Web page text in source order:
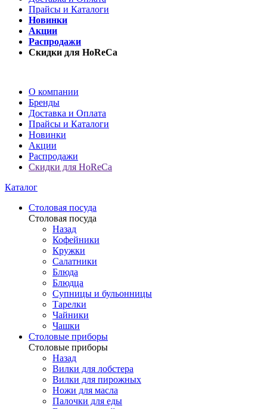
Прайсы и Каталоги
Новинки
Акции
Распродажи
Скидки для HoReCa
О компании
Бренды
Доставка и Оплата
Прайсы и Каталоги
Новинки
Акции
Распродажи
Скидки для HoReCa
Каталог
Столовая посуда
Столовая посуда
Назад
Кофейники
Кружки
Салатники
Блюда
Блюдца
Супницы и бульонницы
Тарелки
Чайники
Чашки
Cтоловые приборы
Cтоловые приборы
Назад
Вилки для лобстера
Вилки для пирожных
Ножи для масла
Палочки для еды